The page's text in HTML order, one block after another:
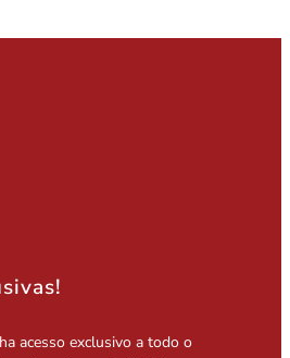
acesso exclusivo a todo o